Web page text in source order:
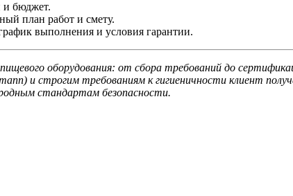
и бюджет.
план работ и смету.
выполнения и условия гарантии.
оборудования: от сбора требований до
и строгим требованиям к гигиеничности клиент
стандартам безопасности.